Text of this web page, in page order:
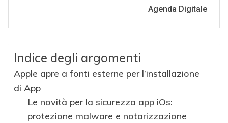
Indice degli argomenti
Apple apre a fonti esterne per l’installazione
di App
Le novità per la sicurezza app iOs:
protezione malware e notarizzazione